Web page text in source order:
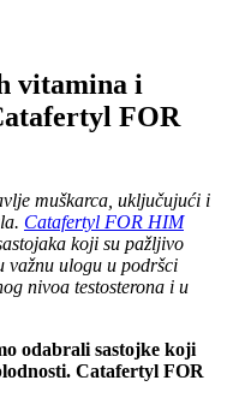
vitamina i
FOR
muškarca, uključujući i
Catafertyl FOR HIM
koji su pažljivo
važnu ulogu u podršci
nivoa testosterona i u
odabrali sastojke koji
Catafertyl FOR